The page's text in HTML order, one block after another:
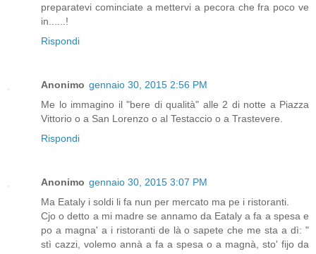
preparatevi cominciate a mettervi a pecora che fra poco ve
in......!
Rispondi
Anonimo gennaio 30, 2015 2:56 PM
Me lo immagino il "bere di qualità" alle 2 di notte a Piazza
Vittorio o a San Lorenzo o al Testaccio o a Trastevere.
Rispondi
Anonimo gennaio 30, 2015 3:07 PM
Ma Eataly i soldi li fa nun per mercato ma pe i ristoranti.
Cjo o detto a mi madre se annamo da Eataly a fa a spesa e
po a magna' a i ristoranti de là o sapete che me sta a dì: "
stì cazzi, volemo annà a fa a spesa o a magnà, sto' fijo da